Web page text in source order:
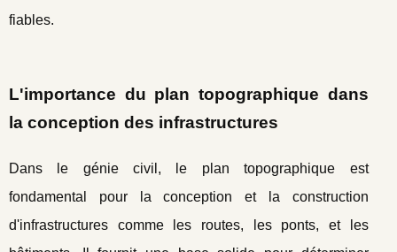
fiables.
L'importance du plan topographique dans
la conception des infrastructures
Dans le génie civil, le plan topographique est
fondamental pour la conception et la construction
d'infrastructures comme les routes, les ponts, et les